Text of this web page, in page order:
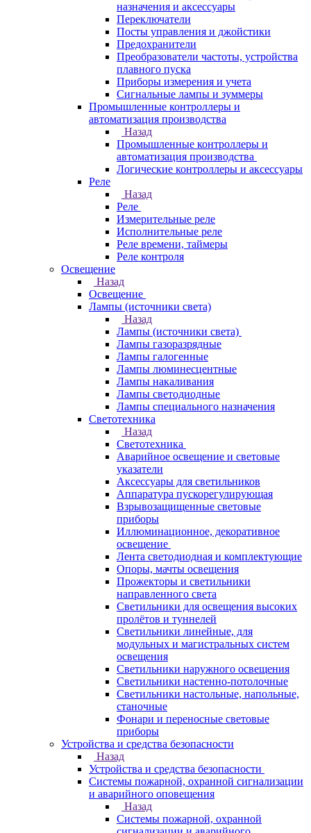
назначения и аксессуары
Переключатели
Посты управления и джойстики
Предохранители
Преобразователи частоты, устройства
плавного пуска
Приборы измерения и учета
Сигнальные лампы и зуммеры
Промышленные контроллеры и
автоматизация производства
Назад
Промышленные контроллеры и
автоматизация производства
Логические контроллеры и аксессуары
Реле
Назад
Реле
Измерительные реле
Исполнительные реле
Реле времени, таймеры
Реле контроля
Освещение
Назад
Освещение
Лампы (источники света)
Назад
Лампы (источники света)
Лампы газоразрядные
Лампы галогенные
Лампы люминесцентные
Лампы накаливания
Лампы светодиодные
Лампы специального назначения
Светотехника
Назад
Светотехника
Аварийное освещение и световые
указатели
Аксессуары для светильников
Аппаратура пускорегулирующая
Взрывозащищенные световые
приборы
Иллюминационное, декоративное
освещение
Лента светодиодная и комплектующие
Опоры, мачты освещения
Прожекторы и светильники
направленного света
Светильники для освещения высоких
пролётов и туннелей
Светильники линейные, для
модульных и магистральных систем
освещения
Светильники наружного освещения
Светильники настенно-потолочные
Светильники настольные, напольные,
станочные
Фонари и переносные световые
приборы
Устройства и средства безопасности
Назад
Устройства и средства безопасности
Системы пожарной, охранной сигнализации
и аварийного оповещения
Назад
Системы пожарной, охранной